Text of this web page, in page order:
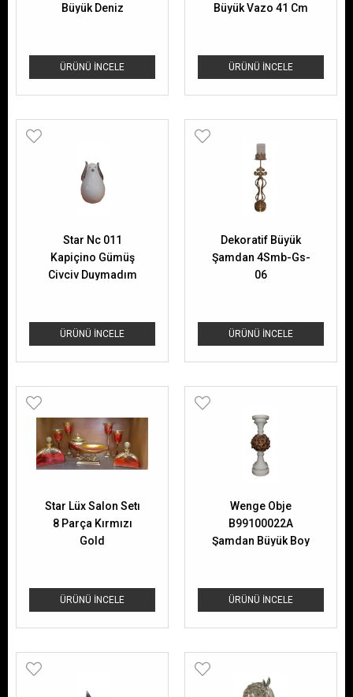
ÜRÜNÜ İNCELE
Büyük Deniz
ÜRÜNÜ İNCELE
Büyük Vazo 41 Cm
ÜRÜNÜ İNCELE
Star Nc 011
Kapiçino Gümüş
Civciv Duymadım
ÜRÜNÜ İNCELE
Dekoratif Büyük
Şamdan 4Smb-Gs-
06
ÜRÜNÜ İNCELE
Star Lüx Salon Setı
8 Parça Kırmızı
Gold
ÜRÜNÜ İNCELE
Wenge Obje
B99100022A
Şamdan Büyük Boy